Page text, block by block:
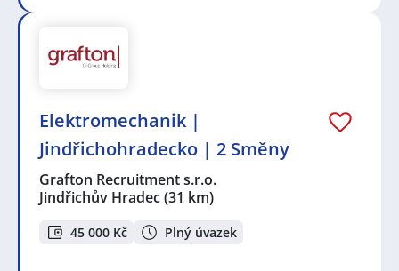
Elektromechanik |
Jindřichohradecko | 2 Směny
Grafton Recruitment s.r.o.
Jindřichův Hradec(31 km)
45 000 Kč Plný úvazek